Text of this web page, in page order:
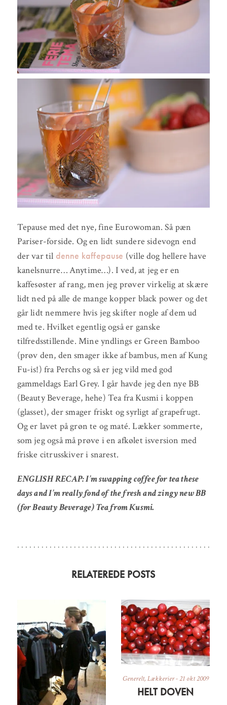
Tepause med det nye, fine Eurowoman. Så pæn
Pariser-forside. Og en lidt sundere sidevogn end
der var til denne kaffepause (ville dog hellere have
kanelsnurre… Anytime…). I ved, at jeg er en
kaffesøster af rang, men jeg prøver virkelig at skære
lidt ned på alle de mange kopper black power og det
går lidt nemmere hvis jeg skifter nogle af dem ud
med te. Hvilket egentlig også er ganske
tilfredsstillende. Mine yndlings er Green Bamboo
(prøv den, den smager ikke af bambus, men af Kung
Fu-is!) fra Perchs og så er jeg vild med god
gammeldags Earl Grey. I går havde jeg den nye BB
(Beauty Beverage, hehe) Tea fra Kusmi i koppen
(glasset), der smager friskt og syrligt af grapefrugt.
Og er lavet på grøn te og maté. Lækker sommerte,
som jeg også må prøve i en afkølet isversion med
friske citrusskiver i snarest.
ENGLISH RECAP: I’m swapping coffee for tea these
days and I’m really fond of the fresh and zingy new BB
(for Beauty Beverage) Tea from Kusmi.
RELATEREDE POSTS
Generelt, Lækkerier-21 okt 2009
HELT DOVEN